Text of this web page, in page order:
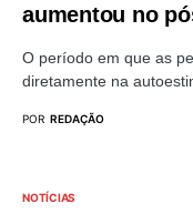
aumentou no
O período em que as
diretamente na
POR REDAÇÃO
NOTÍCIAS